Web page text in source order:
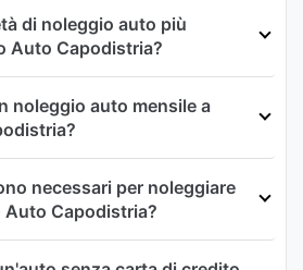
di noleggio auto più
Auto Capodistria?
noleggio auto mensile a
necessari per noleggiare
Auto Capodistria?